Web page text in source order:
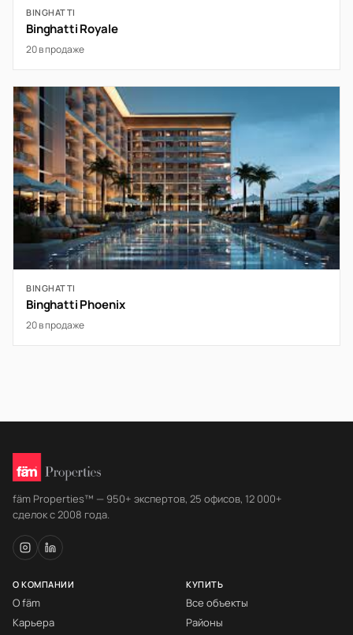
BINGHATTI
Binghatti Royale
20 в продаже
BINGHATTI
Binghatti Phoenix
20 в продаже
fäm Properties™ — 950+ экспертов, 25 офисов, 12 000+
сделок с 2008 года.
О КОМПАНИИ
О fäm
Карьера
КУПИТЬ
Все объекты
Районы